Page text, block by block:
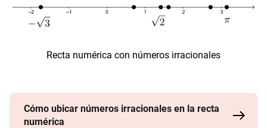
Recta numérica con números irracionales
Cómo ubicar números irracionales en la recta
numérica